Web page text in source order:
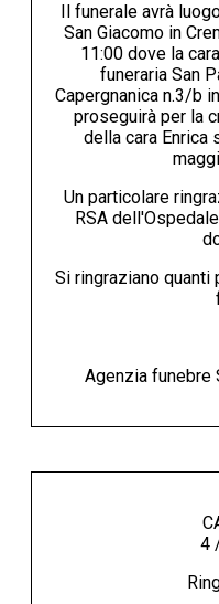
Il funerale avrà
San Giacomo in
11:00 dove la
funeraria San
Capergnanica n.3/b
proseguirà per la
della cara Enrica
Un particolare
RSA
Si ringraziano quanti
Agenzia funebre
4